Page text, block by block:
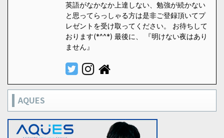
英語がなかなか上達しない、勉強が続かない
と思ってらっしゃる方は是非ご登録頂いてプ
レゼントを受け取ってください。 お待ちして
おります(*^^*) 最後に、 『明けない夜はあり
ません』
AQUES